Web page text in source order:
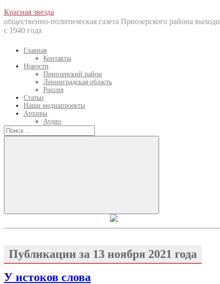
Перейти
к
содержанию
Красная звезда
общественно-политическая газета Приозерского района
с 1940 года
Главная
Контакты
Новости
Приозерский район
Ленинградская область
Россия
Статьи
Наши медиапроекты
Архивы
Аудио
Искать:
Искать
Публикации за 13 ноября 2021 года
У истоков слова